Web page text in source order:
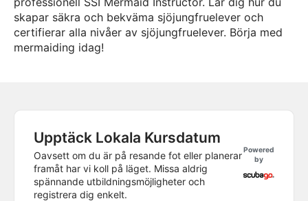
skapar säkra och bekväma sjöjungfruelever och
certifierar alla nivåer av sjöjungfruelever. Börja med
mermaiding idag!
Upptäck Lokala Kursdatum
Oavsett om du är på resande fot eller planerar
framåt har vi koll på läget. Missa aldrig
spännande utbildningsmöjligheter och
registrera dig enkelt.
Powered
by